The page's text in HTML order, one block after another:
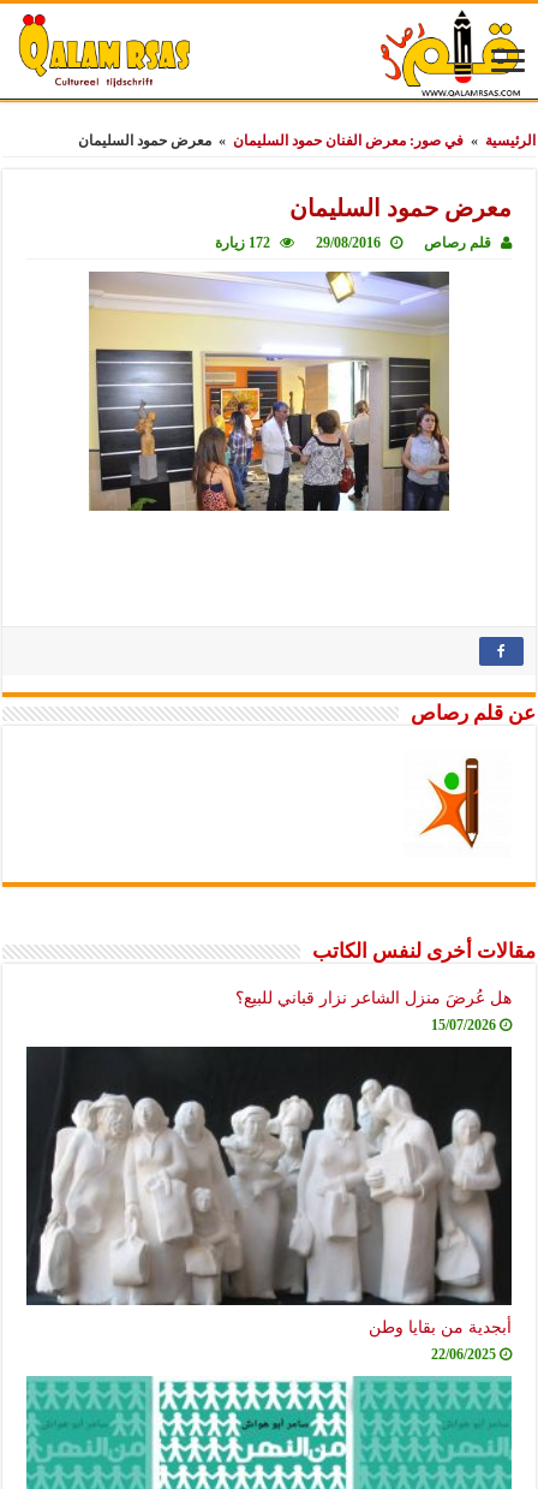
الرئيسية » في صور: معرض الفنان حمود السليمان » معرض حمود السليمان
معرض حمود السليمان
قلم رصاص 29/08/2016 172 زيارة
عن قلم رصاص
مقالات أخرى لنفس الكاتب
هل عُرضَ منزل الشاعر نزار قباني للبيع؟
15/07/2026
أبجدية من بقايا وطن
22/06/2025